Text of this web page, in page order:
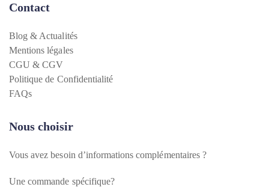
Contact
Blog & Actualités
Mentions légales
CGU & CGV
Politique de Confidentialité
FAQs
Nous choisir
Vous avez besoin d’informations complémentaires ?
Une commande spécifique?